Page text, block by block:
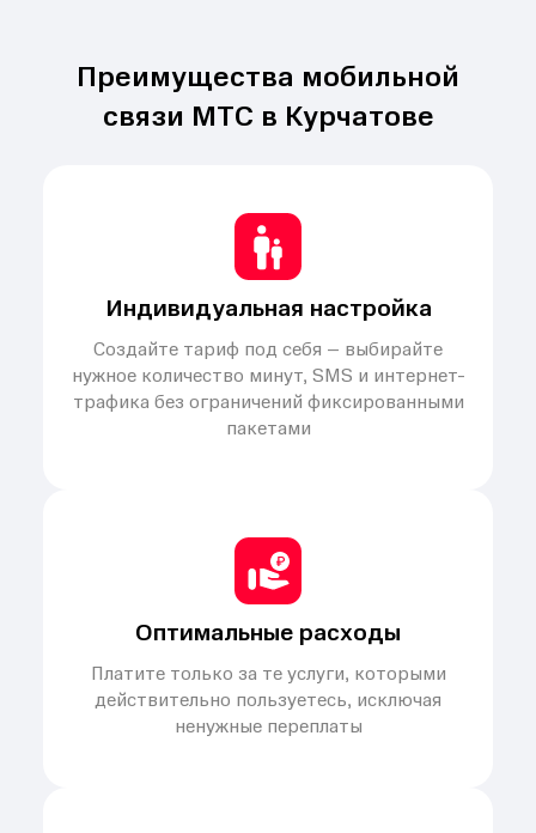
Преимущества мобильной
связи МТС в Курчатове
Индивидуальная настройка
Создайте тариф под себя – выбирайте
нужное количество минут, SMS и интернет-
трафика без ограничений фиксированными
пакетами
Оптимальные расходы
Платите только за те услуги, которыми
действительно пользуетесь, исключая
ненужные переплаты